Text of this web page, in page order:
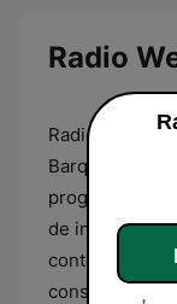
Radio
Radio Web es
Barquisimeto,
programática
de
contenido se
constante de